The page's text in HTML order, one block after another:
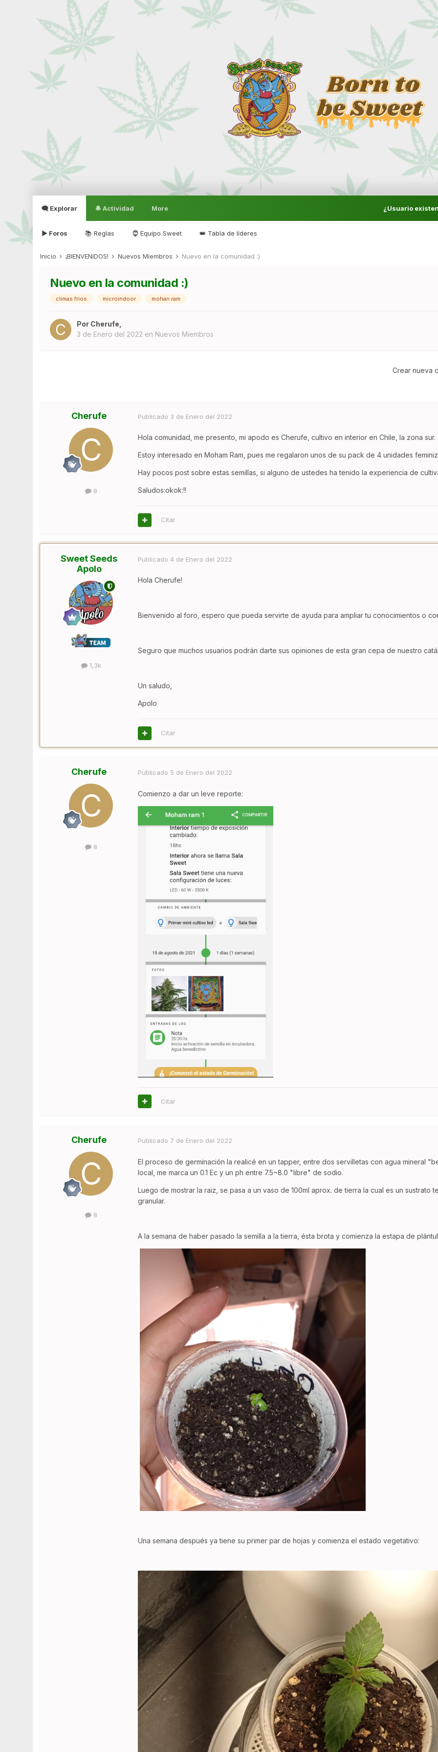
🗨 Explorar
▶ Foros 📚 Reglas 🧔 Equipo Sweet 👑 Tabla de líderes
🔔 Actividad More ¿Usuario
Inicio ¡BIENVENIDOS! Nuevos Miembros Nuevo en la comunidad :)
Nuevo en la comunidad :)
climas frios microindoor mohan ram
Por Cherufe
3 de Enero del 2022 en Nuevos Miembros
Crear nueva
Cherufe
8
Publicado 3 de Enero del 2022
Hola comunidad, me presento, mi apodo es Cherufe, cultivo en interior en Chile, la zona sur.
Estoy interesado en Moham Ram, pues me regalaron unos de su pack de 4 unidades
Hay pocos post sobre estas semillas, si alguno de ustedes ha tenido la experiencia de
Saludos:okok:!!
Citar
Sweet Seeds
Apolo
1,3k
Publicado4 de Enero del 2022
Hola Cherufe!
Bienvenido al foro, espero que pueda servirte de ayuda para ampliar tu conocimientos o
Seguro que muchos usuarios podrán darte sus opiniones de esta gran cepa de nuestro
Un saludo,
Apolo
Citar
Cherufe
8
Publicado 5 de Enero del 2022
Comienzo a dar un leve reporte:
Citar
Cherufe
8
Publicado 7 de Enero del 2022
El proceso de germinación la realicé en un tapper, entre dos servilletas con agua mineral
local, me marca un 0.1 Ec y un ph entre 7.5~8.0 "libre" de sodio.
Luego de mostrar la raiz, se pasa a un vaso de 100ml aprox. de tierra la cual es un sustrato
granular.
A la semana de haber pasado la semilla a la tierra, ésta brota y comienza la estapa de
Una semana después ya tiene su primer par de hojas y comienza el estado vegetativo: